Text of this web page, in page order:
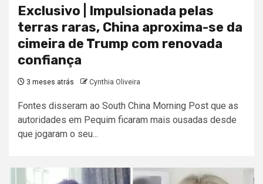
Exclusivo | Impulsionada pelas
terras raras, China aproxima-se da
cimeira de Trump com renovada
confiança
3 meses atrás Cynthia Oliveira
Fontes disseram ao South China Morning Post que as
autoridades em Pequim ficaram mais ousadas desde
que jogaram o seu...